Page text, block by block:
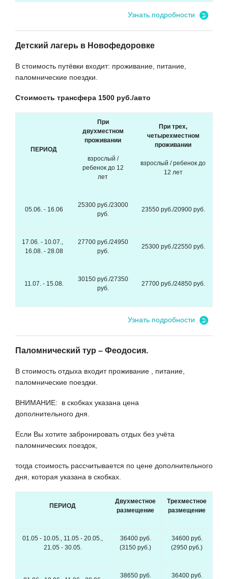
Узнать подробности
Детский лагерь в Новофедоровке
В стоимость путёвки входит: проживание, питание,
паломнические поездки.
Стоимость трансфера 1500 руб./авто
ПЕРИОД
При
двухместном
проживании
взрослый /
ребенок до 12
лет
При трех,
четырехместном
проживании
взрослый / ребенок до
12 лет
05.06. - 16.06
25300 руб./23000
руб.
23550 руб./20900 руб.
17.06. - 10.07.,
16.08. - 28.08
27700 руб./24950
руб.
25300 руб./22550 руб.
11.07. - 15.08.
30150 руб./27350
руб.
27700 руб./24850 руб.
Узнать подробности
Паломнический тур – Феодосия.
В стоимость отдыха входит проживание , питание,
паломнические поездки.
ВНИМАНИЕ: в скобках указана цена
дополнительного дня.
Если Вы хотите забронировать отдых без учёта
паломнических поездок,
тогда стоимость рассчитывается по цене дополнительного
дня, которая указана в скобках.
ПЕРИОД
Двухместное
размещение
Трехместное
размещение
01.05 - 10.05., 11.05 - 20.05.,
21.05 - 30.05.
36400 руб.
(3150 руб.)
34600 руб.
(2950 руб.)
38650 руб. 36400 руб.